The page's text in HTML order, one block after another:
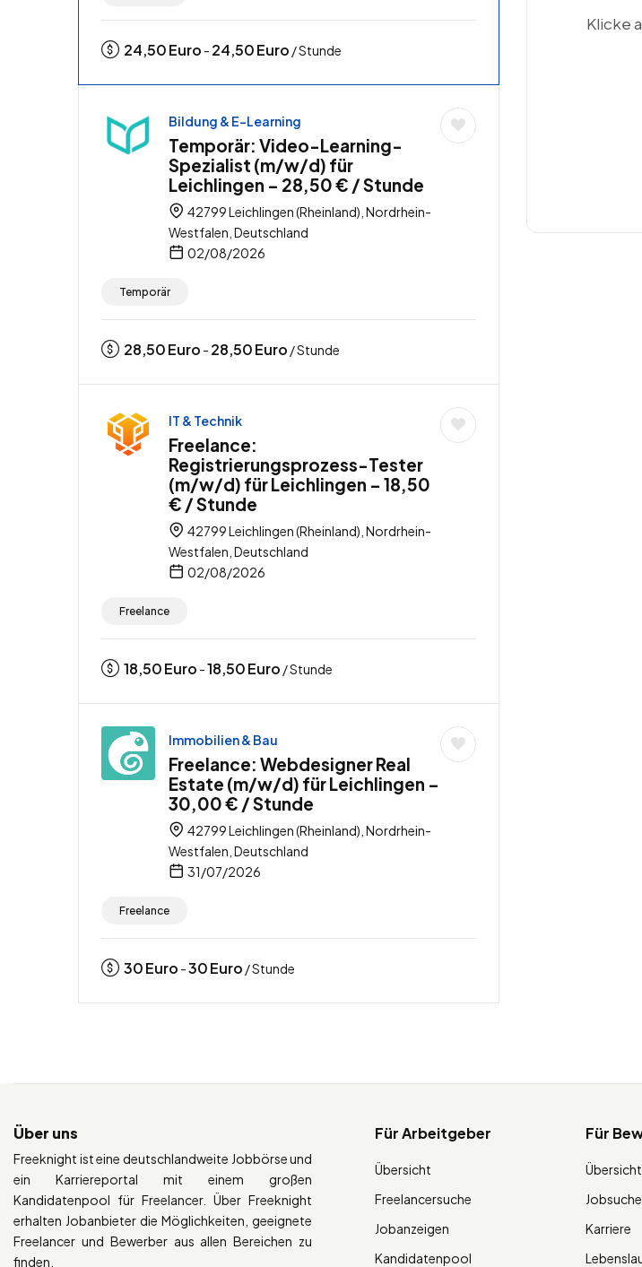
24,50Euro - 24,50Euro / Stunde
Bildung & E-Learning
Temporär: Video-Learning-
Spezialist (m/w/d) für
Leichlingen – 28,50 € / Stunde
42799 Leichlingen (Rheinland), Nordrhein-
Westfalen, Deutschland
02/08/2026
Temporär
28,50Euro - 28,50Euro / Stunde
IT & Technik
Freelance:
Registrierungsprozess-Tester
(m/w/d) für Leichlingen – 18,50
€ / Stunde
42799 Leichlingen (Rheinland), Nordrhein-
Westfalen, Deutschland
02/08/2026
Freelance
18,50Euro -18,50Euro / Stunde
Immobilien & Bau
Freelance: Webdesigner Real
Estate (m/w/d) für Leichlingen –
30,00 € / Stunde
42799 Leichlingen (Rheinland), Nordrhein-
Westfalen, Deutschland
31/07/2026
Freelance
30Euro -30Euro / Stunde
Klicke
Über uns
Freeknight ist eine deutschlandweite Jobbörse und
ein Karriereportal mit einem großen
Kandidatenpool für Freelancer. Über Freeknight
erhalten Jobanbieter die Möglichkeiten, geeignete
Freelancer und Bewerber aus allen Bereichen zu
finden.
Für Arbeitgeber
Übersicht
Freelancersuche
Jobanzeigen
Kandidatenpool
Für
Übersicht
Jobsuche
Karriere